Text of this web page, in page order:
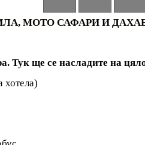
МОТО САФАРИ И
Тук ще се насладите на
хотела)